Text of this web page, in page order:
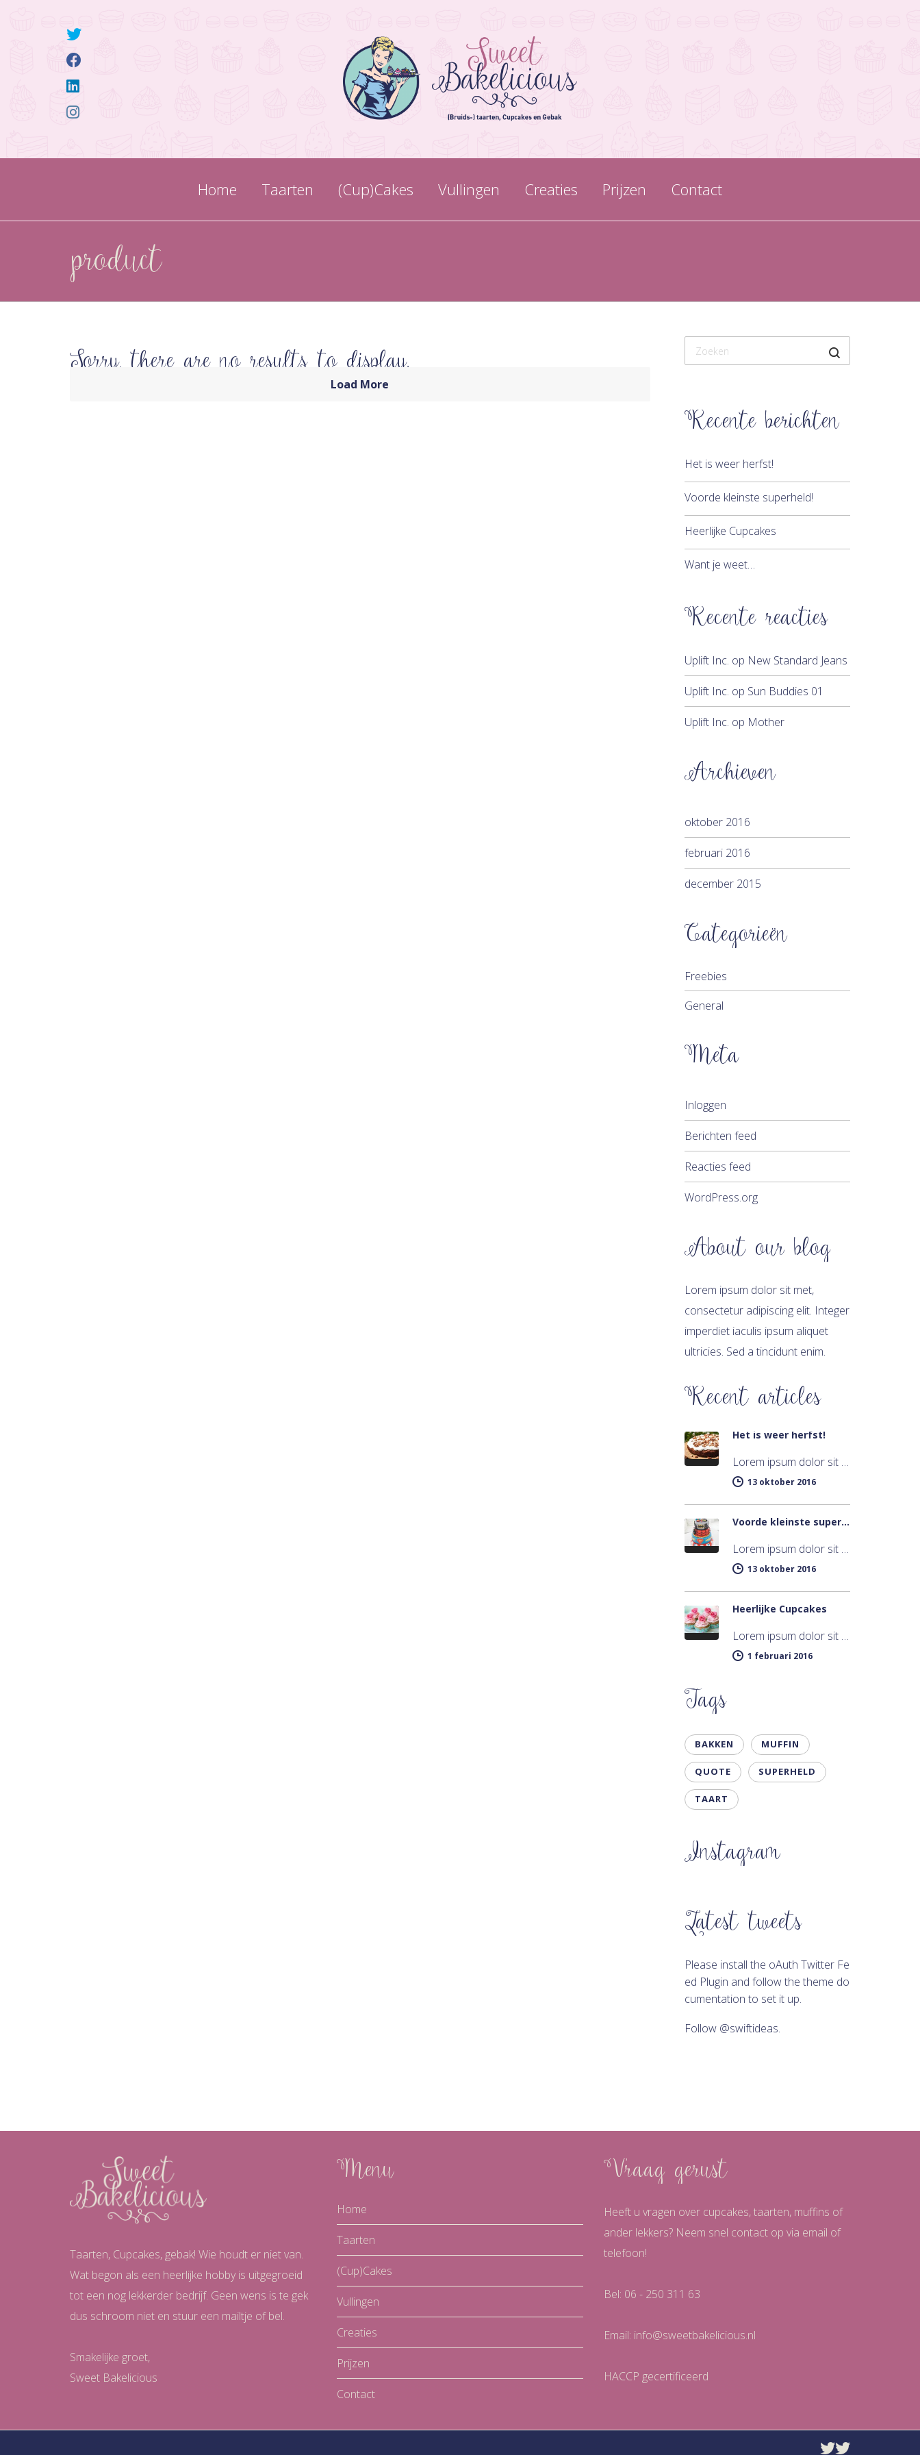
Home Taarten (Cup)Cakes Vullingen Creaties Prijzen Contact
product
Sorry, there are no results to display.
Load More
Recente berichten
Het is weer herfst!
Voorde kleinste superheld!
Heerlijke Cupcakes
Want je weet…
Recente reacties
Uplift Inc. op New Standard Jeans
Uplift Inc. op Sun Buddies 01
Uplift Inc. op Mother
Archieven
oktober 2016
februari 2016
december 2015
Categorieën
Freebies
General
Meta
Inloggen
Berichten feed
Reacties feed
WordPress.org
About our blog
Lorem ipsum dolor sit met,
consectetur adipiscing elit. Integer
imperdiet iaculis ipsum aliquet
ultricies. Sed a tincidunt enim.
Recent articles
Het is weer herfst!
Lorem ipsum dolor sit met, consectetur adipiscing elit. Integer imperdiet iaculis ipsum aliquet ultricies. Sed a tincidunt enim. Mecenas ultraces…
13 oktober 2016
Voorde kleinste superheld!
Lorem ipsum dolor sit met, consectetur adipiscing elit. Integer imperdiet iaculis ipsum aliquet ultricies. Sed a tincidunt enim. Mecenas ultraces…
13 oktober 2016
Heerlijke Cupcakes
Lorem ipsum dolor sit met, consectetur adipiscing elit. Integer imperdiet iaculis ipsum aliquet ultricies. Sed a tincidunt enim. Mecenas ultraces…
1 februari 2016
Tags
BAKKEN MUFFIN
QUOTE SUPERHELD
TAART
Instagram
Latest tweets
Please install the oAuth Twitter Fe
ed Plugin and follow the theme do
cumentation to set it up.
Follow @swiftideas.
Taarten, Cupcakes, gebak! Wie houdt er niet van.
Wat begon als een heerlijke hobby is uitgegroeid
tot een nog lekkerder bedrijf. Geen wens is te gek
dus schroom niet en stuur een mailtje of bel.
Smakelijke groet,
Sweet Bakelicious
Menu
Home
Taarten
(Cup)Cakes
Vullingen
Creaties
Prijzen
Contact
Vraag gerust
Heeft u vragen over cupcakes, taarten, muffins of
ander lekkers? Neem snel contact op via email of
telefoon!
Bel: 06 - 250 311 63
Email: info@sweetbakelicious.nl
HACCP gecertificeerd